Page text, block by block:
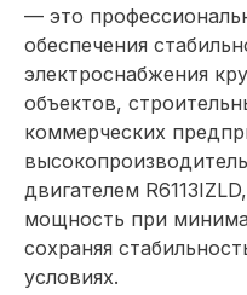
— это
обеспечения
электроснабжения
объектов,
коммерческих
двигателем
мощность при
сохраняя
условиях.